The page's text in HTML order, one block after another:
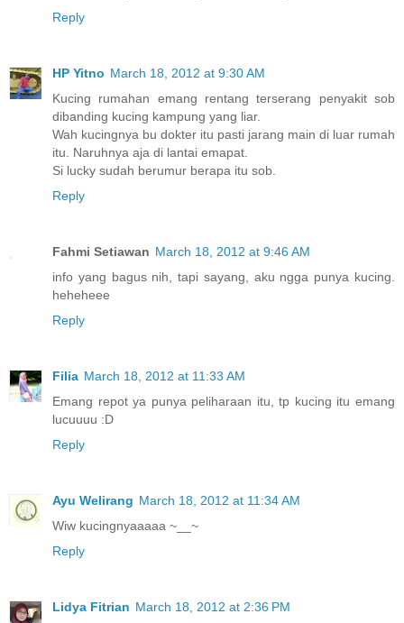
Reply
HP Yitno March 18, 2012 at 9:30 AM
Kucing rumahan emang rentang terserang penyakit sob
dibanding kucing kampung yang liar.
Wah kucingnya bu dokter itu pasti jarang main di luar rumah
itu. Naruhnya aja di lantai emapat.
Si lucky sudah berumur berapa itu sob.
Reply
Fahmi Setiawan March 18, 2012 at 9:46 AM
info yang bagus nih, tapi sayang, aku ngga punya kucing.
heheheee
Reply
Filia March 18, 2012 at 11:33 AM
Emang repot ya punya peliharaan itu, tp kucing itu emang
lucuuuu :D
Reply
Ayu Welirang March 18, 2012 at 11:34 AM
Wiw kucingnyaaaaa ~__~
Reply
Lidya Fitrian March 18, 2012 at 2:36 PM